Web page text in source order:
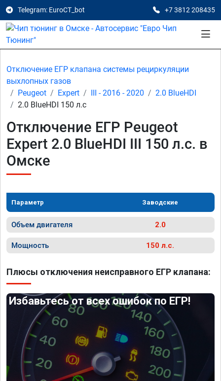
Telegram: EuroCT_bot +7 3812 208435
Отключение ЕГР клапана системы рециркуляции
выхлопных газов
Peugeot
Expert III - 2016 - 2020
2.0 BlueHDI
2.0 BlueHDI 150 л.с
Отключение ЕГР Peugeot
Expert 2.0 BlueHDI III 150 л.с. в
Омске
Параметр Заводские
Объем двигателя 2.0
Мощность 150 л.с.
Плюсы отключения неисправного ЕГР клапана:
Избавьтесь от всех ошибок по ЕГР!